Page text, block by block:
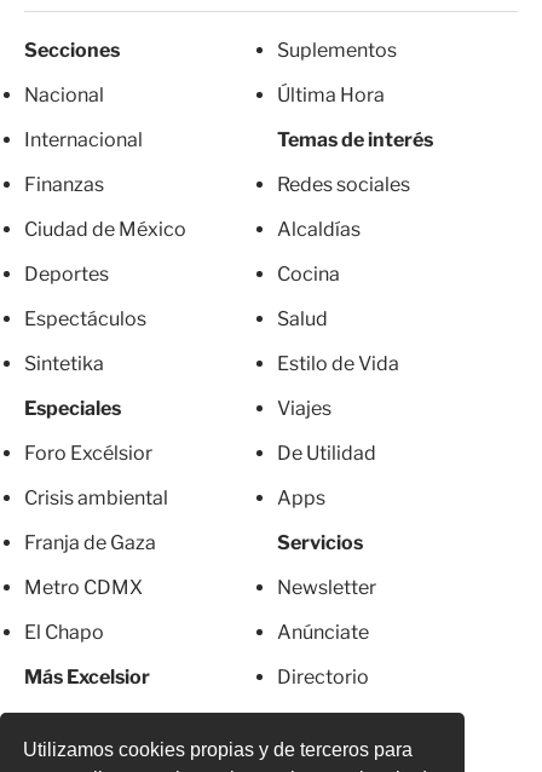
Utilizamos cookies propias y de terceros para
Secciones
Nacional
Internacional
Finanzas
Ciudad de México
Deportes
Espectáculos
Sintetika
Especiales
Foro Excélsior
Crisis ambiental
Franja de Gaza
Metro CDMX
El Chapo
Más Excelsior
Suplementos
Última Hora
Temas de interés
Redes sociales
Alcaldías
Cocina
Salud
Estilo de Vida
Viajes
De Utilidad
Apps
Servicios
Newsletter
Anúnciate
Directorio